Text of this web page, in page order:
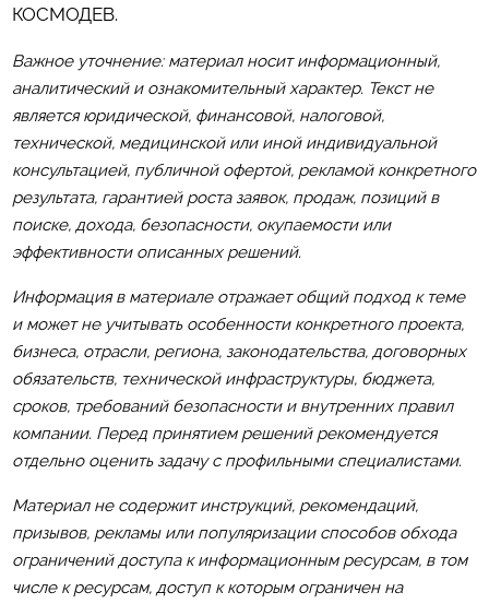
КОСМОДЕВ.
Важное уточнение: материал носит информационный,
аналитический и ознакомительный характер. Текст не
является юридической, финансовой, налоговой,
технической, медицинской или иной индивидуальной
консультацией, публичной офертой, рекламой конкретного
результата, гарантией роста заявок, продаж, позиций в
поиске, дохода, безопасности, окупаемости или
эффективности описанных решений.
Информация в материале отражает общий подход к теме
и может не учитывать особенности конкретного проекта,
бизнеса, отрасли, региона, законодательства, договорных
обязательств, технической инфраструктуры, бюджета,
сроков, требований безопасности и внутренних правил
компании. Перед принятием решений рекомендуется
отдельно оценить задачу с профильными специалистами.
Материал не содержит инструкций, рекомендаций,
призывов, рекламы или популяризации способов обхода
ограничений доступа к информационным ресурсам, в том
числе к ресурсам, доступ к которым ограничен на